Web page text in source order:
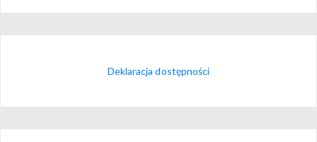
Deklaracja dostępności